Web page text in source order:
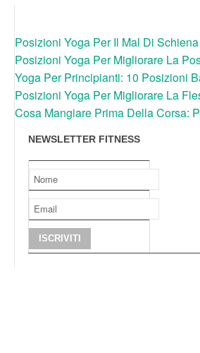
Posizioni Yoga Per Il Mal Di Schiena
Posizioni Yoga Per Migliorare La
Yoga Per Principianti: 10 Posizioni
Posizioni Yoga Per Migliorare La
Cosa Mangiare Prima Della Corsa:
NEWSLETTER FITNESS